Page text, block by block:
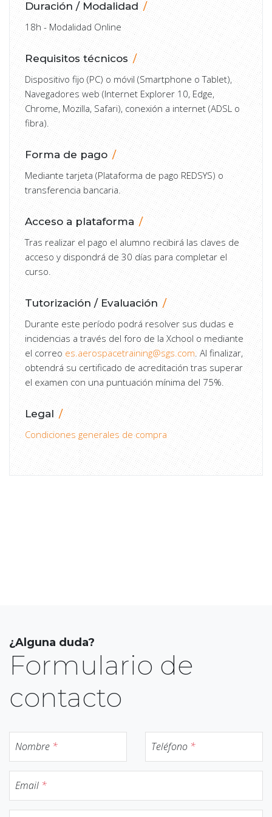
Duración / Modalidad
18h - Modalidad Online
Requisitos técnicos
Dispositivo fijo (PC) o móvil (Smartphone o Tablet),
Navegadores web (Internet Explorer 10, Edge,
Chrome, Mozilla, Safari), conexión a internet (ADSL o
fibra).
Forma de pago
Mediante tarjeta (Plataforma de pago REDSYS) o
transferencia bancaria.
Acceso a plataforma
Tras realizar el pago el alumno recibirá las claves de
acceso y dispondrá de 30 días para completar el
curso.
Tutorización / Evaluación
Durante este período podrá resolver sus dudas e
incidencias a través del foro de la Xchool o mediante
el correoes.aerospacetraining@sgs.com. Al finalizar,
obtendrá su certificado de acreditación tras superar
el examen con una puntuación mínima del 75%.
Legal
Condiciones generales de compra
¿Alguna duda?
Formulario de
contacto
Nombre * Teléfono *
Email *